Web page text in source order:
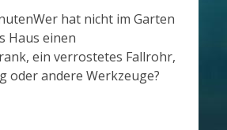
hat nicht im Garten
Haus einen
ein verrostetes Fallrohr,
oder andere Werkzeuge?